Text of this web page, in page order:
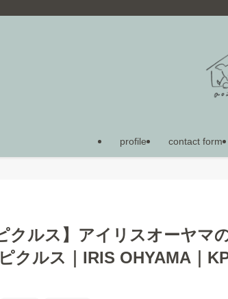
profile contact form
クルス】アイリスオーヤマ
クルス｜IRIS OHYAMA｜